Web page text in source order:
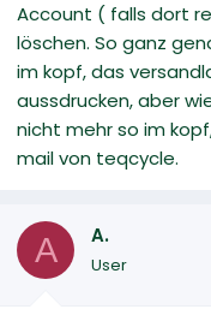
Account ( falls dort
löschen. So ganz
im kopf, das
aussdrucken, aber
nicht mehr so im
mail von teqcycle.
A A.
User